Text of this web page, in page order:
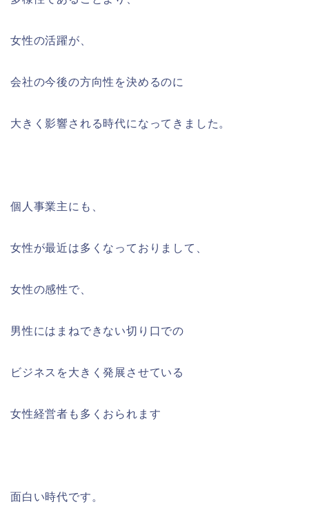
女性の活躍が、
会社の今後の方向性を決めるのに
大きく影響される時代になってきました。
個人事業主にも、
女性が最近は多くなっておりまして、
女性の感性で、
男性にはまねできない切り口での
ビジネスを大きく発展させている
女性経営者も多くおられます
面白い時代です。